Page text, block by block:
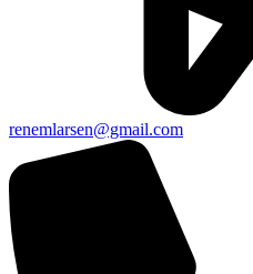
renemlarsen@gmail.com